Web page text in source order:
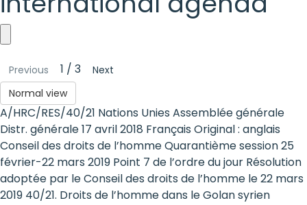
Plan
International
-
Girls'
Rights
Platform
Previous 1 / 3
Next
Normal view
A/HRC/RES/40/21 Nations Unies Assemblée générale
Distr. générale 17 avril 2018 Français Original : anglais
Conseil des droits de l’homme Quarantième session 25
février-22 mars 2019 Point 7 de l’ordre du jour Résolution
adoptée par le Conseil des droits de l’homme le 22 mars
2019 40/21. Droits de l’homme dans le Golan syrien